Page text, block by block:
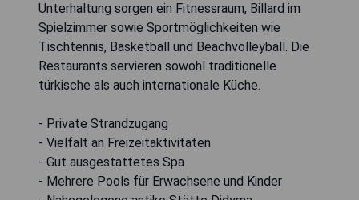
Unterhaltung sorgen ein Fitnessraum, Billard im
Spielzimmer sowie Sportmöglichkeiten wie
Tischtennis, Basketball und Beachvolleyball. Die
Restaurants servieren sowohl traditionelle
türkische als auch internationale Küche.
- Private Strandzugang
- Vielfalt an Freizeitaktivitäten
- Gut ausgestattetes Spa
- Mehrere Pools für Erwachsene und Kinder